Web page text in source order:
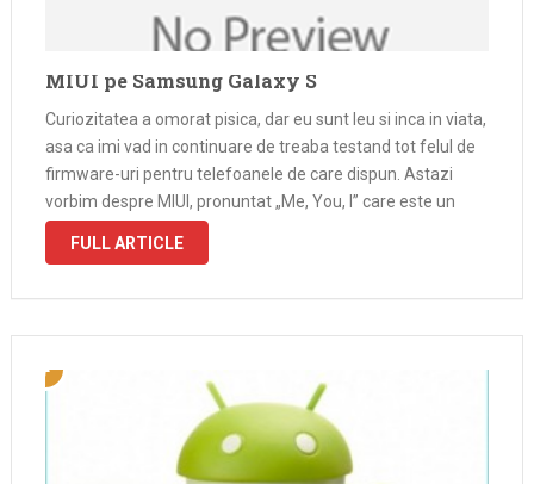
MIUI pe Samsung Galaxy S
Curiozitatea a omorat pisica, dar eu sunt leu si inca in viata,
asa ca imi vad in continuare de treaba testand tot felul de
firmware-uri pentru telefoanele de care dispun. Astazi
vorbim despre MIUI, pronuntat „Me, You, I” care este un
ROM dezvoltat de chinezii de …
FULL ARTICLE